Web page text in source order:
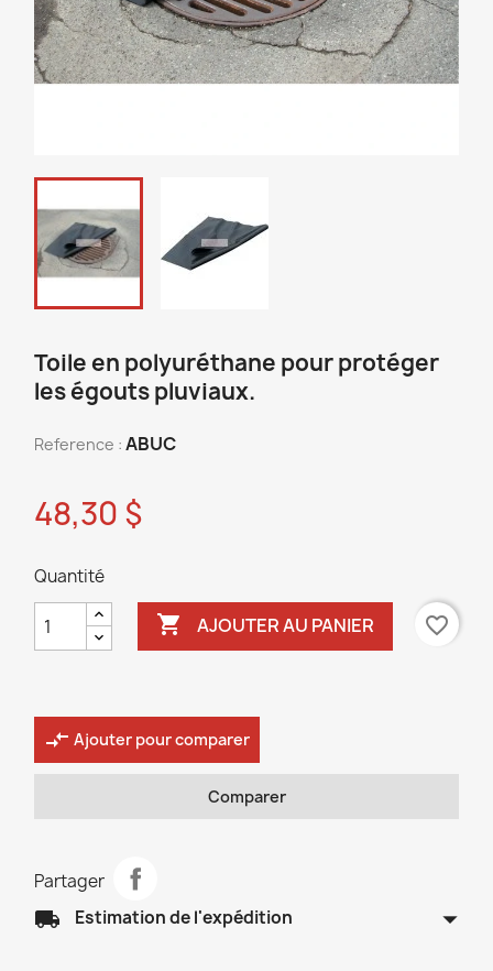
Toile en polyuréthane pour protéger
les égouts pluviaux.
Reference : ABUC
48,30 $
Quantité
 AJOUTER AU PANIER favorite_border
compare_arrows Ajouter pour comparer
Comparer
Partager
local_shipping Estimation de l'expédition arrow_drop_down